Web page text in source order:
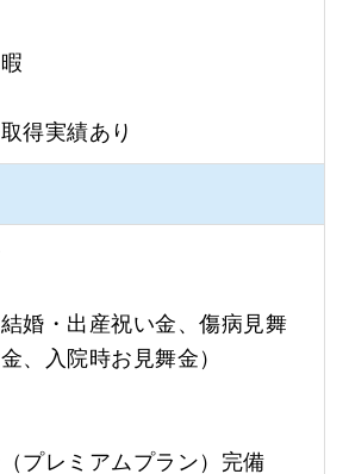
得実績あり
婚・出産祝い金、傷病見舞
、入院時お見舞金）
プレミアムプラン）完備